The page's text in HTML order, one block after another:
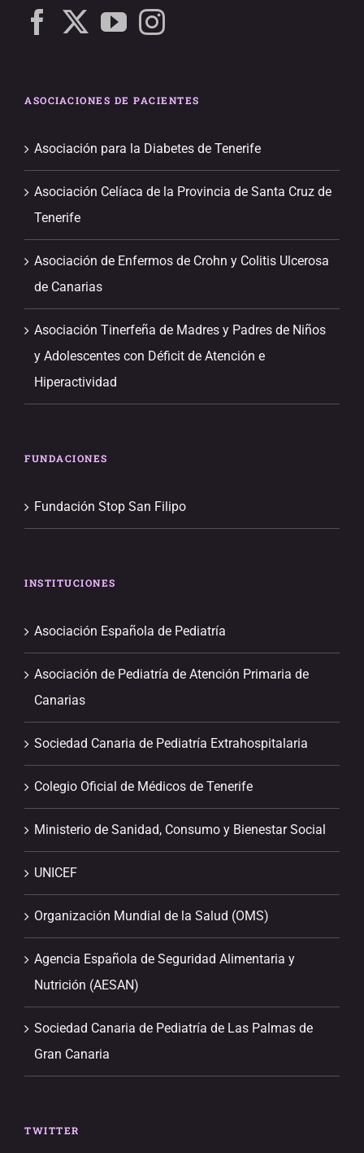
ASOCIACIONES DE PACIENTES
Asociación para la Diabetes de Tenerife
Asociación Celíaca de la Provincia de Santa Cruz de
Tenerife
Asociación de Enfermos de Crohn y Colitis Ulcerosa
de Canarias
Asociación Tinerfeña de Madres y Padres de Niños
y Adolescentes con Déficit de Atención e
Hiperactividad
FUNDACIONES
Fundación Stop San Filipo
INSTITUCIONES
Asociación Española de Pediatría
Asociación de Pediatría de Atención Primaria de
Canarias
Sociedad Canaria de Pediatría Extrahospitalaria
Colegio Oficial de Médicos de Tenerife
Ministerio de Sanidad, Consumo y Bienestar Social
UNICEF
Organización Mundial de la Salud (OMS)
Agencia Española de Seguridad Alimentaria y
Nutrición (AESAN)
Sociedad Canaria de Pediatría de Las Palmas de
Gran Canaria
TWITTER